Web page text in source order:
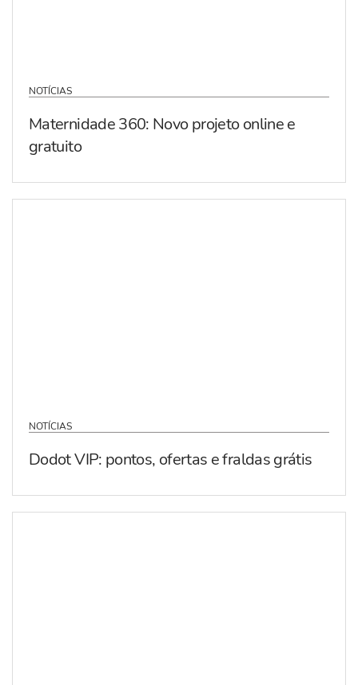
NOTÍCIAS
Maternidade 360: Novo projeto online e
gratuito
NOTÍCIAS
Dodot VIP: pontos, ofertas e fraldas grátis